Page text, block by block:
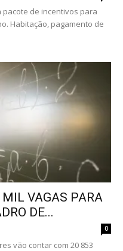
pacote de incentivos para
Habitação, pagamento de
MIL VAGAS PARA
DE...
0
vão contar com 20 853